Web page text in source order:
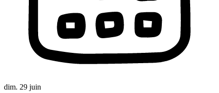
dim. 29 juin